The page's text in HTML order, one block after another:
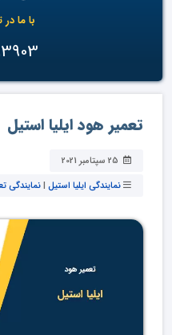
با ما
تعمیر هود ایلیا استیل
نمایندگی ایلیا استیل |نمایندگی